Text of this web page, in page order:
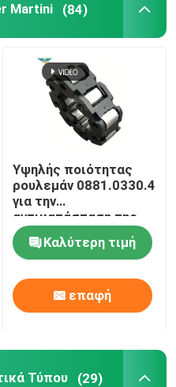
Martini (84)
Υψηλής ποιότητας
ρουλεμάν 0881.0330.4
για την
αντικατάσταση της
κεφαλής ράψιμου
Muller Martini
Καλύτερη τιμή
επαφή
Τύπου (29)